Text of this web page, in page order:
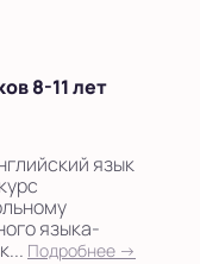
8-11 лет
язык
языка-
Подробнее →